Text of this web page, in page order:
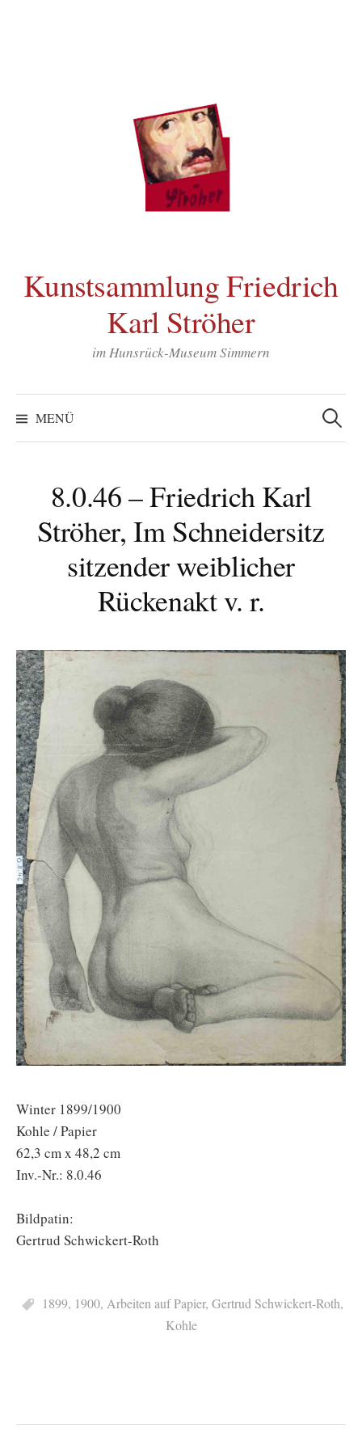
Kunstsammlung Friedrich
Karl Ströher
im Hunsrück-Museum Simmern
MENÜ
Suchen
nach:
8.0.46 – Friedrich Karl
Ströher, Im Schneidersitz
sitzender weiblicher
Rückenakt v. r.
Winter 1899/1900
Kohle / Papier
62,3 cm x 48,2 cm
Inv.-Nr.: 8.0.46
Bildpatin:
Gertrud Schwickert-Roth
1899, 1900, Arbeiten auf Papier, Gertrud Schwickert-Roth,
Kohle